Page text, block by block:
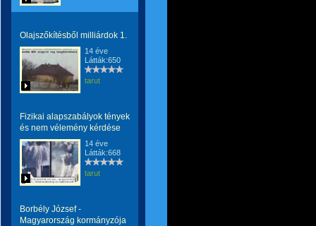
Olajszőkítésből milliárdok 1.
14 éve
Látták:650
tarut
Fizikai alapszabályok tények
és nem vélemény kérdése
14 éve
Látták:668
tarut
Borbély József -
Magyarország kormányzója